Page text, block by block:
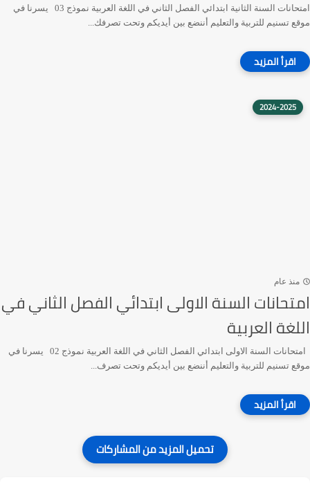
امتحانات السنة الثانية ابتدائي الفصل الثاني في اللغة العربية نموذج 03 يسرنا في
موقع تسنيم للتربية والتعليم أننضع بين أيديكم وتحت تصرفك...
2024-2025
منذ عام
امتحانات السنة الاولى ابتدائي الفصل الثاني في
اللغة العربية
امتحانات السنة الاولى ابتدائي الفصل الثاني في اللغة العربية نموذج 02 يسرنا في
موقع تسنيم للتربية والتعليم أننضع بين أيديكم وتحت تصرف...